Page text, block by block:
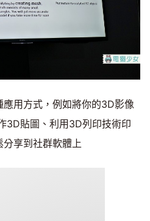
用方式，例如將你的3D影像
3D貼圖、利用3D列印技術印
享到社群軟體上